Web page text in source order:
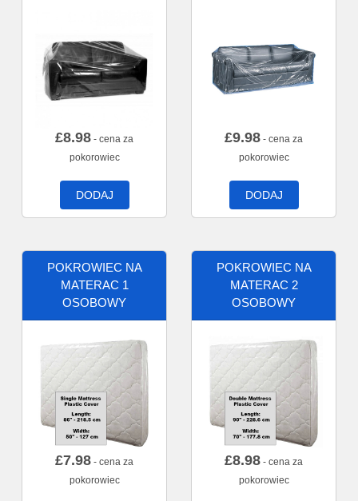
£8.98 - cena za
pokorowiec
DODAJ
£9.98 - cena za
pokorowiec
DODAJ
POKROWIEC NA
MATERAC 1
OSOBOWY
£7.98 - cena za
pokorowiec
POKROWIEC NA
MATERAC 2
OSOBOWY
£8.98 - cena za
pokorowiec